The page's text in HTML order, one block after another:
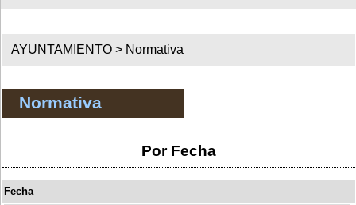
AYUNTAMIENTO > Normativa
Normativa
Por Fecha
Fecha